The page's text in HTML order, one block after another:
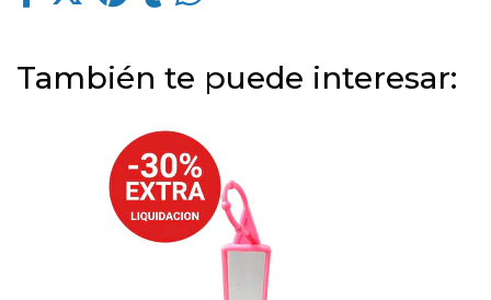
También te puede interesar: